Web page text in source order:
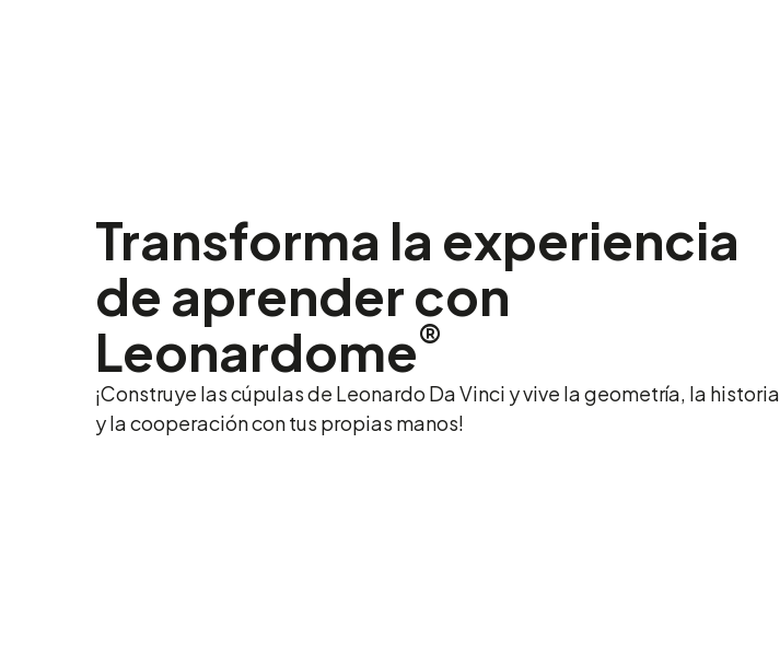
Transforma la experiencia
de aprender con
Leonardome®
¡Construye las cúpulas de Leonardo Da Vinci y vive la geometría, la historia
y la cooperación con tus propias manos!